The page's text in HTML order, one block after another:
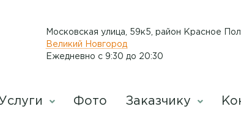
Московская улица, 59к5, район Красное
Великий Новгород
Ежедневно с 9:30 до 20:30
Услуги Фото Заказчику